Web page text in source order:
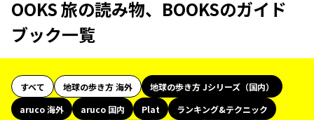
OOKS 旅の読み物、BOOKSのガイド
ブック一覧
すべて 地球の歩き方 海外
地球の歩き方 Jシリーズ（国内）
aruco 海外
aruco 国内 Plat
ランキング&テクニック